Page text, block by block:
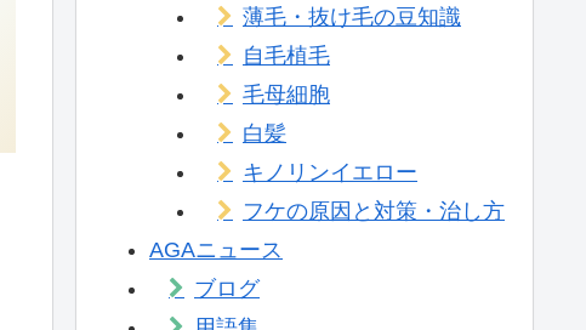
薄毛・抜け毛の豆知識
自毛植毛
毛母細胞
白髪
キノリンイエロー
フケの原因と対策・治し方
AGAニュース
ブログ